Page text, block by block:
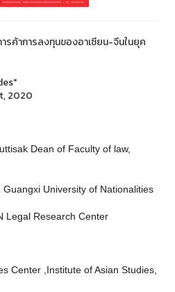
รค้าการลงทุนของอาเซียน-จีนในยุค
2020
Dean of Faculty of law,
University of Nationalities
Legal Research Center
Center ,Institute of Asian Studies,